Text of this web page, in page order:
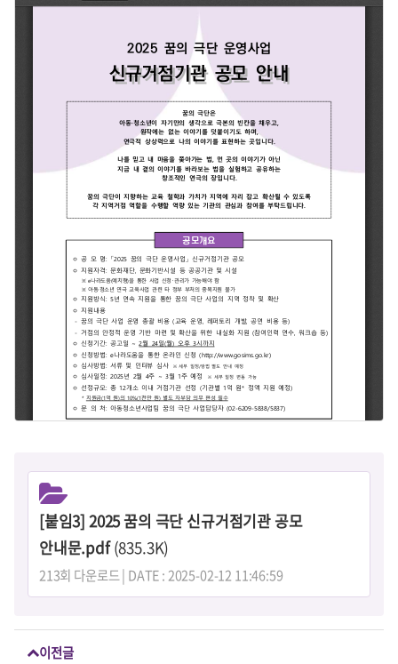
[붙임3] 2025 꿈의 극단 신규거점기관 공모
안내문.pdf(835.3K)
213회 다운로드 | DATE : 2025-02-12 11:46:59
이전글